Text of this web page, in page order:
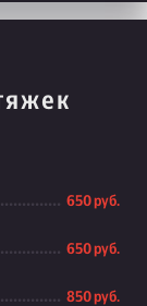
650 руб.
650 руб.
850 руб.